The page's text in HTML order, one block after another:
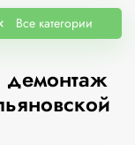
Все категории
демонтаж